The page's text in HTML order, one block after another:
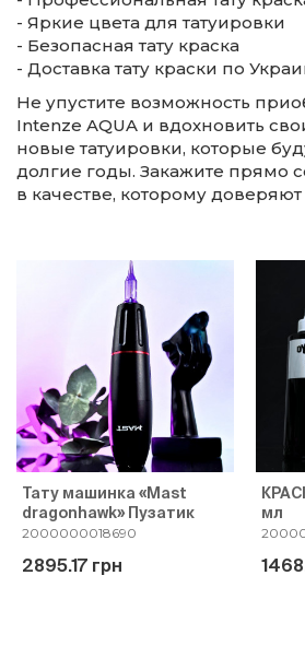
- Яркие цвета для татуировки
- Безопасная тату краска
- Доставка тату краски по
Не упустите возможность
Intenze AQUA и вдохновить
новые татуировки, которые
долгие годы. Закажите прямо
в качестве, которому
Тату машинка «Mast
dragonhawk» Пузатик
2000000018690
2895.17 грн
мл